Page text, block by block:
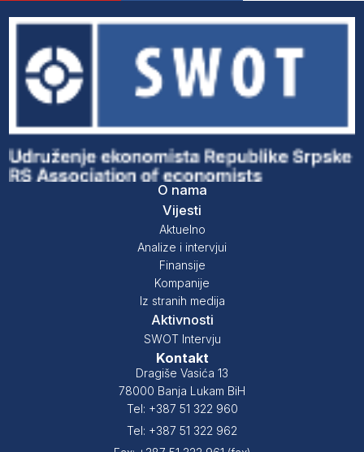
O nama
Vijesti
Aktuelno
Analize i intervjui
Finansije
Kompanije
Iz stranih medija
Aktivnosti
SWOT Intervju
Kontakt
Dragiše Vasića 13
78000 Banja Lukam BiH
Tel: +387 51 322 960
Tel: +387 51 322 962